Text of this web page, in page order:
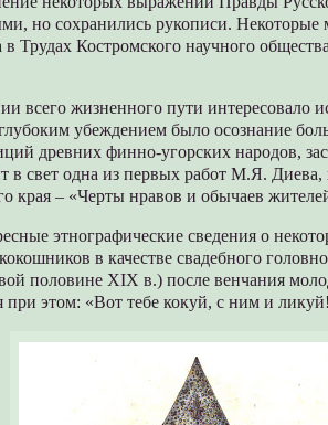
но сохранились рукописи.
в Трудах Костромского научного
всего жизненного пути интересовало
убеждением было осознание
древних финно-угорских народов,
в свет одна из первых работ М.Я.
края – «Черты нравов и обычаев
этнографические сведения о
в качестве свадебного
половине XIX в.) после венчания
при этом: «Вот тебе кокуй, с ним и